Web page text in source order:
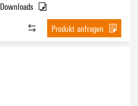
Downloads
Produkt anfragen